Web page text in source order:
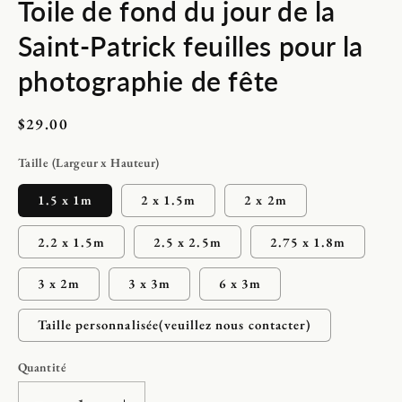
média
une
fenêtre
modale
Toile de fond du jour de la
Saint-Patrick feuilles pour la
photographie de fête
Prix
$29.00
Taille (Largeur x Hauteur)
1.5 x 1m 2 x 1.5m 2 x 2m
2.2 x 1.5m 2.5 x 2.5m 2.75 x 1.8m
3 x 2m 3 x 3m 6 x 3m
Taille personnalisée(veuillez nous contacter)
Quantité